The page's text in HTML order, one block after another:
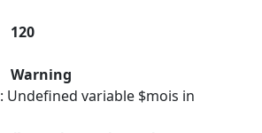
120
Warning
: Undefined variable $mois in